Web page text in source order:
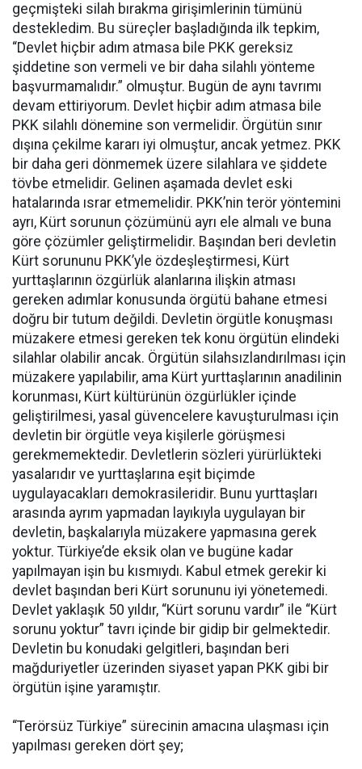
geçmişteki silah bırakma girişimlerinin tümünü
destekledim. Bu süreçler başladığında ilk tepkim,
“Devlet hiçbir adım atmasa bile PKK gereksiz
şiddetine son vermeli ve bir daha silahlı yönteme
başvurmamalıdır.” olmuştur. Bugün de aynı tavrımı
devam ettiriyorum. Devlet hiçbir adım atmasa bile
PKK silahlı dönemine son vermelidir. Örgütün sınır
dışına çekilme kararı iyi olmuştur, ancak yetmez. PKK
bir daha geri dönmemek üzere silahlara ve şiddete
tövbe etmelidir. Gelinen aşamada devlet eski
hatalarında ısrar etmemelidir. PKK’nin terör yöntemini
ayrı, Kürt sorunun çözümünü ayrı ele almalı ve buna
göre çözümler geliştirmelidir. Başından beri devletin
Kürt sorununu PKK’yle özdeşleştirmesi, Kürt
yurttaşlarının özgürlük alanlarına ilişkin atması
gereken adımlar konusunda örgütü bahane etmesi
doğru bir tutum değildi. Devletin örgütle konuşması
müzakere etmesi gereken tek konu örgütün elindeki
silahlar olabilir ancak. Örgütün silahsızlandırılması için
müzakere yapılabilir, ama Kürt yurttaşlarının anadilinin
korunması, Kürt kültürünün özgürlükler içinde
geliştirilmesi, yasal güvencelere kavuşturulması için
devletin bir örgütle veya kişilerle görüşmesi
gerekmemektedir. Devletlerin sözleri yürürlükteki
yasalarıdır ve yurttaşlarına eşit biçimde
uygulayacakları demokrasileridir. Bunu yurttaşları
arasında ayrım yapmadan layıkıyla uygulayan bir
devletin, başkalarıyla müzakere yapmasına gerek
yoktur. Türkiye’de eksik olan ve bugüne kadar
yapılmayan işin bu kısmıydı. Kabul etmek gerekir ki
devlet başından beri Kürt sorununu iyi yönetemedi.
Devlet yaklaşık 50 yıldır, “Kürt sorunu vardır” ile “Kürt
sorunu yoktur” tavrı içinde bir gidip bir gelmektedir.
Devletin bu konudaki gelgitleri, başından beri
mağduriyetler üzerinden siyaset yapan PKK gibi bir
örgütün işine yaramıştır.
“Terörsüz Türkiye” sürecinin amacına ulaşması için
yapılması gereken dört şey;